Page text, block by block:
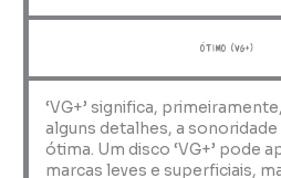
ótimo (VG+)
‘VG+’ significa,
alguns detalhes, a sonoridade
ótima. Um disco ‘VG+’ pode
marcas leves e superficiais,